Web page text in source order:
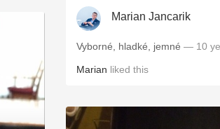
Marian Jancarik
Vyborné, hladké, jemné — 10
Marian liked this